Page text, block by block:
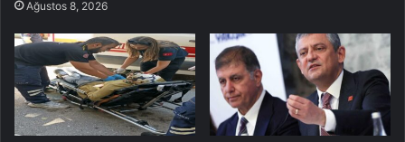
Ağustos 8, 2026